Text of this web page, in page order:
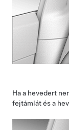
Ha a hevedert
fejtámlát és a